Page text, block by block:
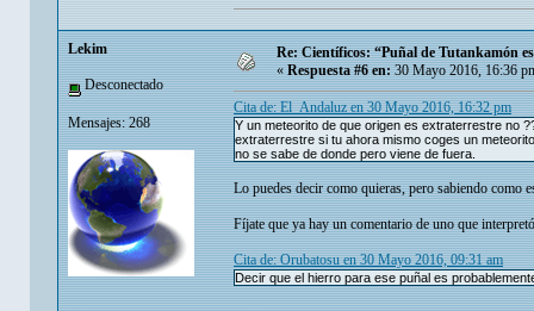
Lekim
Desconectado
Mensajes: 268
Re: Científicos: “Puñal de Tutankamón
«Respuesta #6 en:30 Mayo 2016, 16:36
Cita de: El_Andaluz en 30 Mayo 2016, 16:32 pm
Y un meteorito de que origen es extraterrestre no
extraterrestre si tu ahora mismo coges un
no se sabe de donde pero viene de fuera.
Lo puedes decir como quieras, pero sabiendo como
Fíjate que ya hay un comentario de uno que
Cita de: Orubatosu en 30 Mayo 2016, 09:31 am
Decir que el hierro para ese puñal es